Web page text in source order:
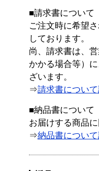
■請求書について
ご注文時に希望
しております。
尚、請求書は、
かかる場合等）
ざいます。
⇒請求書につい
■納品書について
お届けする商品
⇒納品書につい